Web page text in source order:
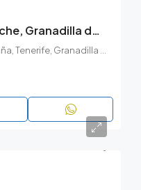
Terreno rústico en Chimiche, Granadilla de Abona